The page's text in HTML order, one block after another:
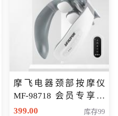
摩飞电器颈部按摩仪
MF-98718 会员专享价
299元
399.00 库存99